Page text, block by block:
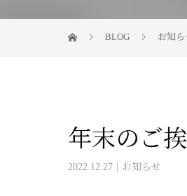
BLOG お知ら
年末のご
2022.12.27 お知らせ